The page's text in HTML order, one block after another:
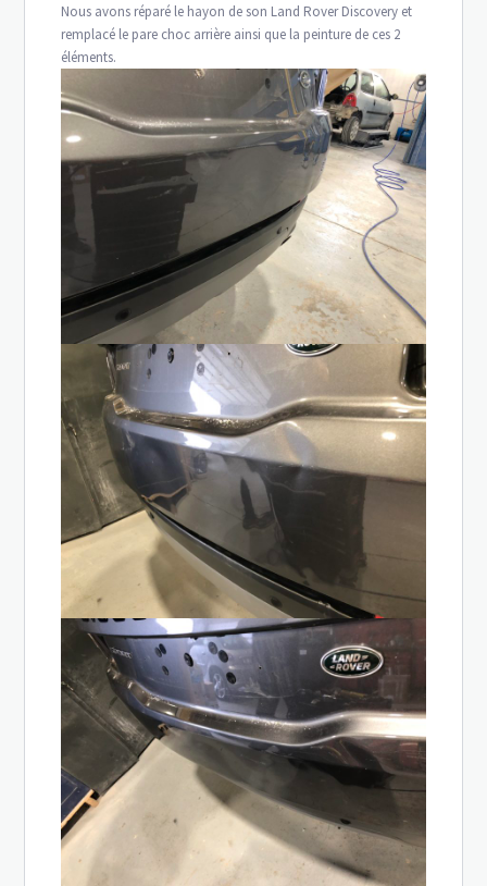
Nous avons réparé le hayon de son Land Rover Discovery et
remplacé le pare choc arrière ainsi que la peinture de ces 2
éléments.